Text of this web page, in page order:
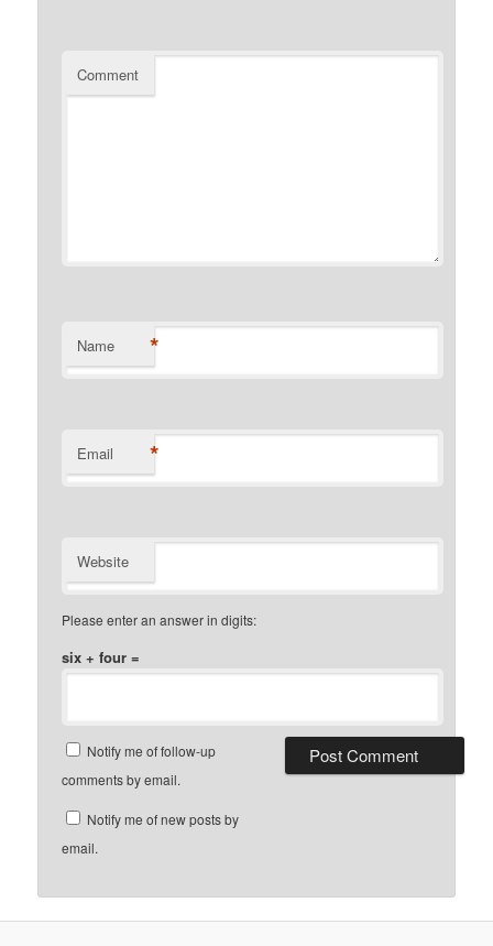
Comment
Name *
Email *
Website
Please enter an answer in digits:
six + four =
Notify me of follow-up
comments by email.
Notify me of new posts by
email.